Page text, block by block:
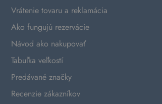
Vrátenie tovaru a reklamácia
Ako fungujú rezervácie
Návod ako nakupovať
Tabuľka veľkostí
Predávané značky
Recenzie zákazníkov